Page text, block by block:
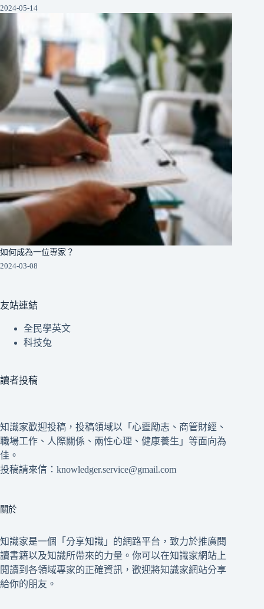
2024-05-14
如何成為一位專家？
2024-03-08
友站連結
全民學英文
科技兔
讀者投稿
知識家歡迎投稿，投稿領域以「心靈勵志、商管財經、
職場工作、人際關係、兩性心理、健康養生」等面向為
佳。
投稿請來信：knowledger.service@gmail.com
關於
知識家是一個「分享知識」的網路平台，致力於推廣閱
讀書籍以及知識所帶來的力量。你可以在知識家網站上
閱讀到各領域專家的正確資訊，歡迎將知識家網站分享
給你的朋友。